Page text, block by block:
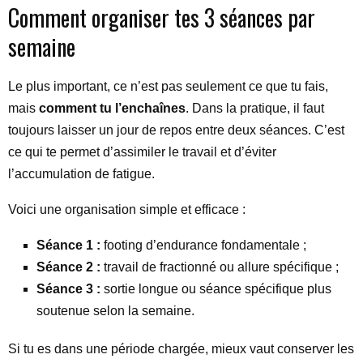
Comment organiser tes 3 séances par
semaine
Le plus important, ce n’est pas seulement ce que tu fais,
mais comment tu l’enchaînes. Dans la pratique, il faut
toujours laisser un jour de repos entre deux séances. C’est
ce qui te permet d’assimiler le travail et d’éviter
l’accumulation de fatigue.
Voici une organisation simple et efficace :
Séance 1 : footing d’endurance fondamentale ;
Séance 2 : travail de fractionné ou allure spécifique ;
Séance 3 : sortie longue ou séance spécifique plus
soutenue selon la semaine.
Si tu es dans une période chargée, mieux vaut conserver les